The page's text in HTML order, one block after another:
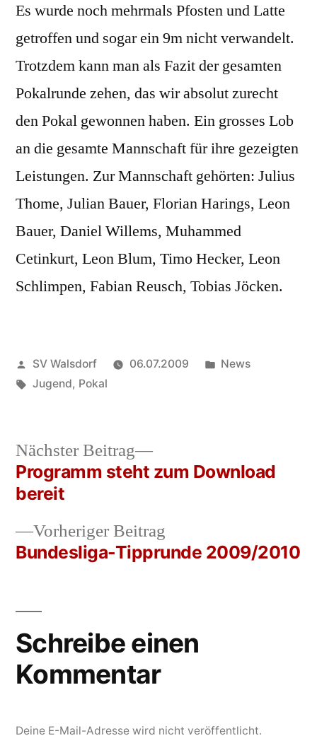
Es wurde noch mehrmals Pfosten und Latte
getroffen und sogar ein 9m nicht verwandelt.
Trotzdem kann man als Fazit der gesamten
Pokalrunde zehen, das wir absolut zurecht
den Pokal gewonnen haben. Ein grosses Lob
an die gesamte Mannschaft für ihre gezeigten
Leistungen. Zur Mannschaft gehörten: Julius
Thome, Julian Bauer, Florian Harings, Leon
Bauer, Daniel Willems, Muhammed
Cetinkurt, Leon Blum, Timo Hecker, Leon
Schlimpen, Fabian Reusch, Tobias Jöcken.
Veröffentlicht
von
SV Walsdorf 06.07.2009
Veröffentlicht
News
Schlagwörter:
Jugend, Pokal
Beitrags-
Navigation
Vorheriger Beitrag
Beitrag:
Bundesliga-Tipprunde 2009/2010
Nächster Beitrag
Nächster
Beitrag:
Programm steht zum Download
bereit
Schreibe einen
Kommentar
Deine E-Mail-Adresse wird nicht veröffentlicht.